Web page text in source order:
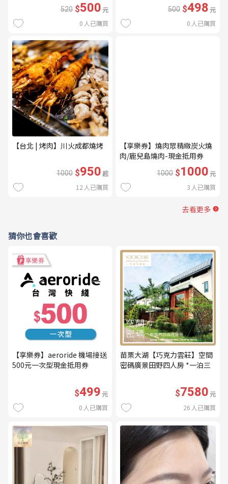
520 $500元
0 人已購買
500 $498元
0 人已購買
【台北 | 烤肉】川火成都燒烤
1000 $950起
12 人已購買
【享樂券】燒肉眾精緻炭火燒
肉/鹿兒島燒肉-現金抵用券
1000 $1000元
3 人已購買
去看更多
猜你也會喜歡
【享樂券】aeroride 機場接送
500元一次型現金抵用券
$499元
0 人已購買
苗栗大湖【巧克力雲莊】空間
密碼廣景田野四人房 *一泊三
$7580元
26 人已購買